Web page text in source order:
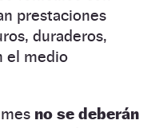
prestaciones
duraderos,
el medio
no se deberán